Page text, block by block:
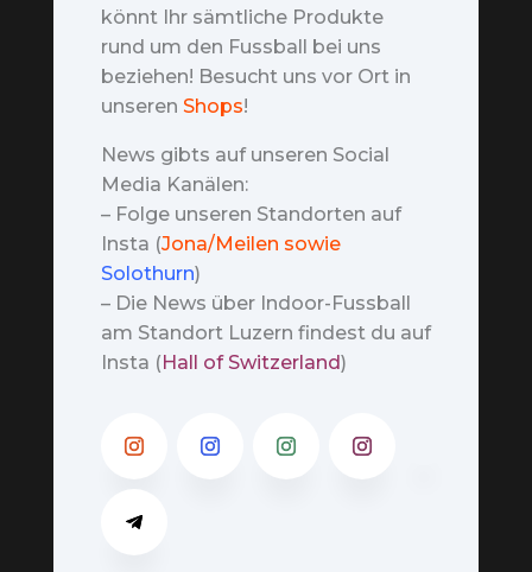
könnt Ihr sämtliche Produkte
rund um den Fussball bei uns
beziehen! Besucht uns vor Ort in
unseren Shops!
News gibts auf unseren Social
Media Kanälen:
– Folge unseren Standorten auf
Insta (Jona/Meilen sowie
Solothurn)
– Die News über Indoor-Fussball
am Standort Luzern findest du auf
Insta (Hall of Switzerland)